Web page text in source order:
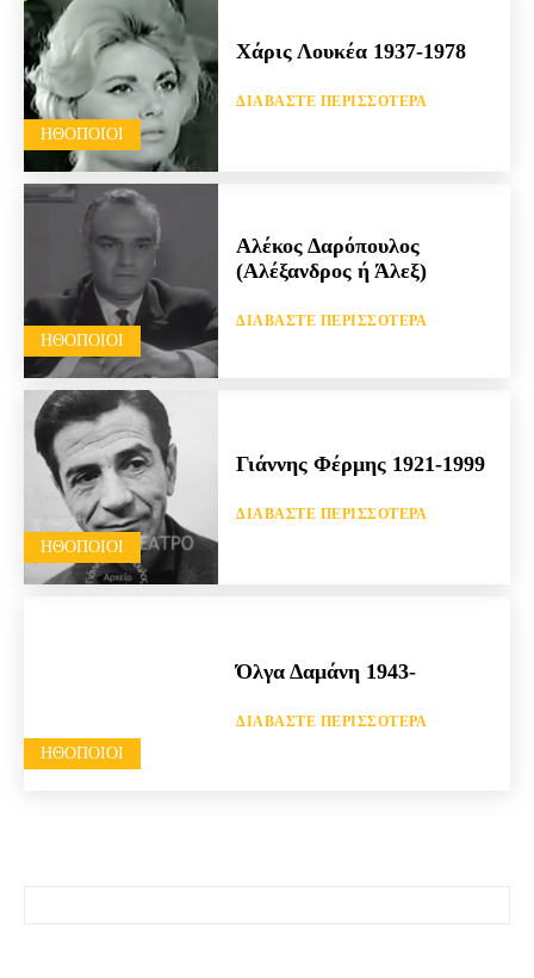
HΘΟΠΟΙΟΊ
Χάρις Λουκέα 1937-1978
ΔΙΑΒΆΣΤΕ ΠΕΡΙΣΣΌΤΕΡΑ
HΘΟΠΟΙΟΊ
Αλέκος Δαρόπουλος
(Αλέξανδρος ή Άλεξ)
ΔΙΑΒΆΣΤΕ ΠΕΡΙΣΣΌΤΕΡΑ
HΘΟΠΟΙΟΊ
Γιάννης Φέρμης 1921-1999
ΔΙΑΒΆΣΤΕ ΠΕΡΙΣΣΌΤΕΡΑ
HΘΟΠΟΙΟΊ
Όλγα Δαμάνη 1943-
ΔΙΑΒΆΣΤΕ ΠΕΡΙΣΣΌΤΕΡΑ